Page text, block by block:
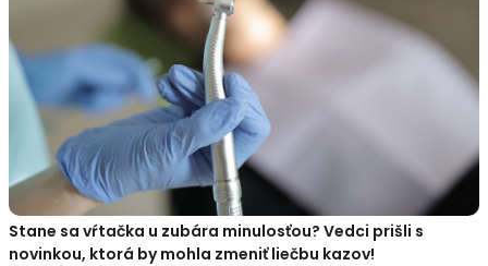
Stane sa vŕtačka u zubára minulosťou? Vedci prišli s
novinkou, ktorá by mohla zmeniť liečbu kazov!